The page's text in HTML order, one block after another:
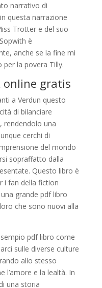
narrativo di
questa narrazione
Trotter e del suo
è
anche se la fine mi
per la povera Tilly.
online gratis
a Verdun questo
di bilanciare
rendendolo una
cerchi di
del mondo
sopraffatto dalla
Questo libro è
i fan della fiction
grande pdf libro
che sono nuovi alla
pdf libro come
sulle diverse culture
allo stesso
l’amore e la lealtà. In
una storia